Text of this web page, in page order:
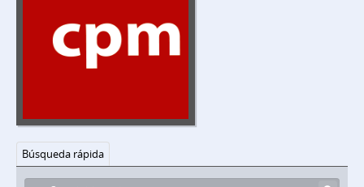
Búsqueda rápida